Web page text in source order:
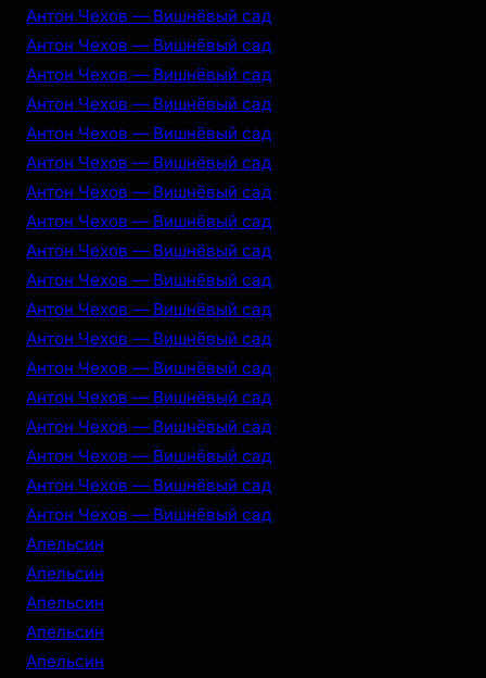
Антон Чехов — Вишнёвый сад
Антон Чехов — Вишнёвый сад
Антон Чехов — Вишнёвый сад
Антон Чехов — Вишнёвый сад
Антон Чехов — Вишнёвый сад
Антон Чехов — Вишнёвый сад
Антон Чехов — Вишнёвый сад
Антон Чехов — Вишнёвый сад
Антон Чехов — Вишнёвый сад
Антон Чехов — Вишнёвый сад
Антон Чехов — Вишнёвый сад
Антон Чехов — Вишнёвый сад
Антон Чехов — Вишнёвый сад
Антон Чехов — Вишнёвый сад
Антон Чехов — Вишнёвый сад
Антон Чехов — Вишнёвый сад
Антон Чехов — Вишнёвый сад
Антон Чехов — Вишнёвый сад
Апельсин
Апельсин
Апельсин
Апельсин
Апельсин